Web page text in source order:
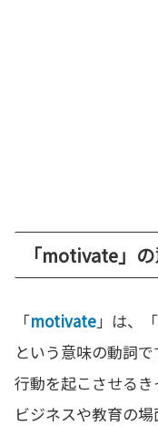
「motivate」
「motivate」は、
という意味の動詞で
行動を起こさせるき
ビジネスや教育の場